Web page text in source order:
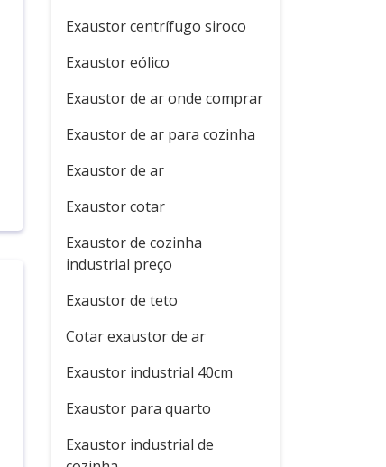
Exaustor centrífugo siroco
Exaustor eólico
Exaustor de ar onde comprar
Exaustor de ar para cozinha
Exaustor de ar
Exaustor cotar
Exaustor de cozinha
industrial preço
Exaustor de teto
Cotar exaustor de ar
Exaustor industrial 40cm
Exaustor para quarto
Exaustor industrial de